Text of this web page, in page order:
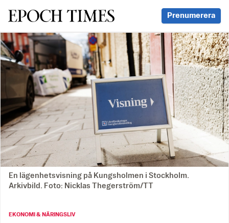
Svenska Epoch Times Prenumerera
En lägenhetsvisning på Kungsholmen i Stockholm.
Arkivbild. Foto: Nicklas Thegerström/TT
EKONOMI & NÄRINGSLIV